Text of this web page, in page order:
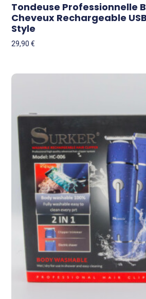
Tondeuse Professionnelle
Cheveux Rechargeable
Style
29,90€